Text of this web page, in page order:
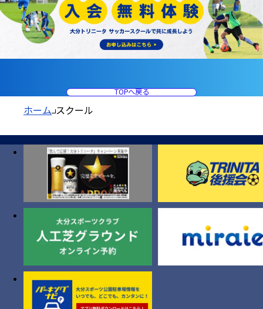
TOPへ戻る
ホーム スクール